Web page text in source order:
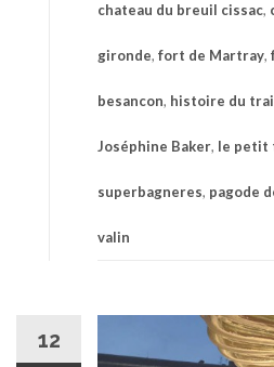
chateau du breuil cissac,
gironde, fort de Martray,
besancon, histoire du
Joséphine Baker, le petit
superbagneres, pagode
valin
12